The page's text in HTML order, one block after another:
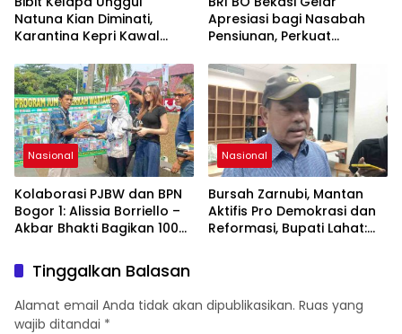
Nasional.
Natuna Kian Diminati,
Karantina Kepri Kawal
Bintan
Apresiasi bagi Nasabah
Pensiunan, Perkuat
Nasional
Kolaborasi PJBW dan BPN
Bogor 1: Alissia Borriello –
Akbar Bhakti Bagikan 100
Cibinong
Nasional
Bursah Zarnubi, Mantan
Aktifis Pro Demokrasi dan
Reformasi, Bupati Lahat:
Demokrasi, Keadilan, dan
Nilai-nilai Kemanusiaan
Tinggalkan Balasan
Alamat email Anda tidak akan dipublikasikan. Ruas yang
wajib ditandai *